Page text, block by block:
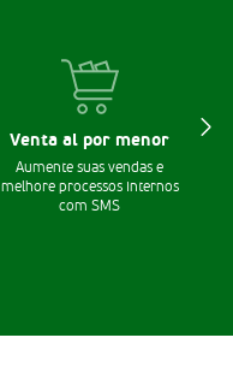
Venta al por menor
Aumente suas vendas e
melhore processos internos
com SMS